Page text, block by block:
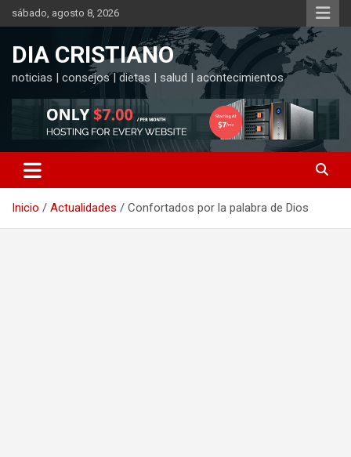
Saltar
al
sábado, agosto 8, 2026
DIA CRISTIANO
noticias | consejos | dietas | salud | acontecimientos
Inicio Actualidades Confortados por la palabra de Dios